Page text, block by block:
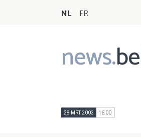
NL FR
news.
Main
navigation
28 MRT 2003 16:00